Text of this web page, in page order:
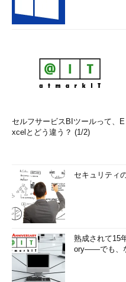
セルフサービスBIツールって、E
xcelとどう違う？ (1/2)
セキュリティ
熟成されて15
ory――でも、